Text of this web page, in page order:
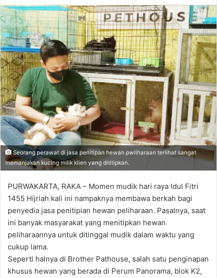
X email
Seorang perawat di jasa penitipan hewan pwliharaan terlihat sangat
memanjakan kucing milik klien yang dititipkan.
PURWAKARTA, RAKA – Momen mudik hari raya Idul Fitri
1455 Hijriah kali ini nampaknya membawa berkah bagi
penyedia jasa penitipian hewan peliharaan. Pasalnya, saat
ini banyak masyarakat yang menitipkan hewan
peliharaannya untuk ditinggal mudik dalam waktu yang
cukup lama.
Seperti halnya di Brother Pathouse, salah satu penginapan
khusus hewan yang berada di Perum Panorama, blok K2,